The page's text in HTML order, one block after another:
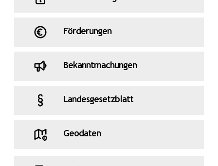
Förderungen
Bekanntmachungen
Landesgesetzblatt
Geodaten